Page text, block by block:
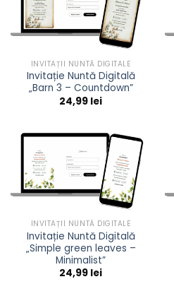
INVITAȚII NUNTĂ DIGITALE
Invitație Nuntă Digitală
„Barn 3 – Countdown”
24,99 lei
INVITAȚII NUNTĂ DIGITALE
Invitație Nuntă Digitală
„Simple green leaves –
Minimalist”
24,99 lei